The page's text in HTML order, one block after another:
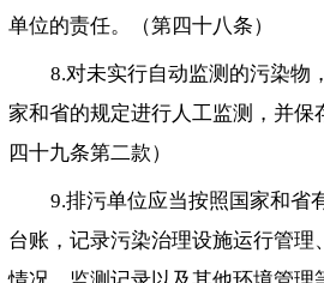
单位的责任。（第四十八条）
8.对未实行自动监测的污染物
家和省的规定进行人工监测，并保
四十九条第二款）
9.排污单位应当按照国家和省
台账，记录污染治理设施运行管理